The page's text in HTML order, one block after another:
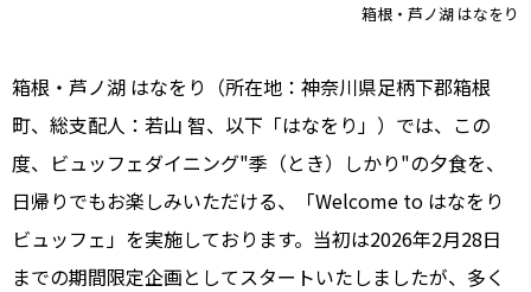
箱根・芦ノ湖 はなをり
箱根・芦ノ湖 はなをり（所在地：神奈川県足柄下郡箱根
町、総支配人：若山 智、以下「はなをり」）では、この
度、ビュッフェダイニング"季（とき）しかり"の夕食を、
日帰りでもお楽しみいただける、「Welcome to はなをり
ビュッフェ」を実施しております。当初は2026年2月28日
までの期間限定企画としてスタートいたしましたが、多く